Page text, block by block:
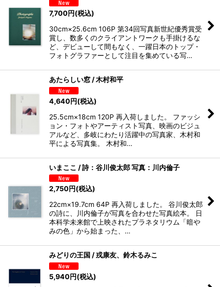
7,700円(税込)
30cm×25.6cm 106P 第34回写真新世紀優秀賞受
賞し、数多くのクライアントワークも手掛けるな
ど、デビューして間もなく、一躍日本のトップ・
フォトグラファーとして注目を集めている写…
あたらしい窓 / 木村和平
4,640円(税込)
25.5cm×18cm 120P 再入荷しました。 ファッシ
ョン・フォトやアーティスト写真、映画のビジュ
アルなど、多岐にわたり活躍中の写真家、木村和
平による写真集。 木村和…
いまここ / 詩：谷川俊太郎 写真：川内倫子
2,750円(税込)
22cm×19.7cm 64P 再入荷しました。 谷川俊太郎
の詩に、川内倫子が写真を合わせた写真絵本。 日
本科学未来館で上映されたプラネタリウム「暗や
みの色」から始まった、…
みどりの王国 / 戎康友、鈴木るみこ
5,940円(税込)